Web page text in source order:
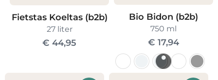
Fietstas Koeltas (b2b)
27 liter
€ 44,95
Bio Bidon (b2b)
750 ml
€ 17,94